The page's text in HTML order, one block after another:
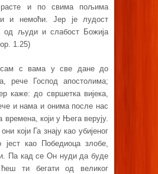
расте и по свима пољима
и немоћи. Јер је лудост
од људи и слабост Божија
1.25)
с вама у све дане до
рече Господ апостолима;
каже: до свршетка вијека,
и нама и онима после нас
времена, који у Њега верују.
који Га знају као убијеног
јест као Победиоца злобе,
Па кад се Он нуди да буде
ти бегати од великог